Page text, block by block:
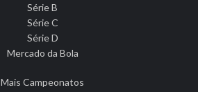
Série B
Série C
Série D
Mercado da Bola
Mais Campeonatos